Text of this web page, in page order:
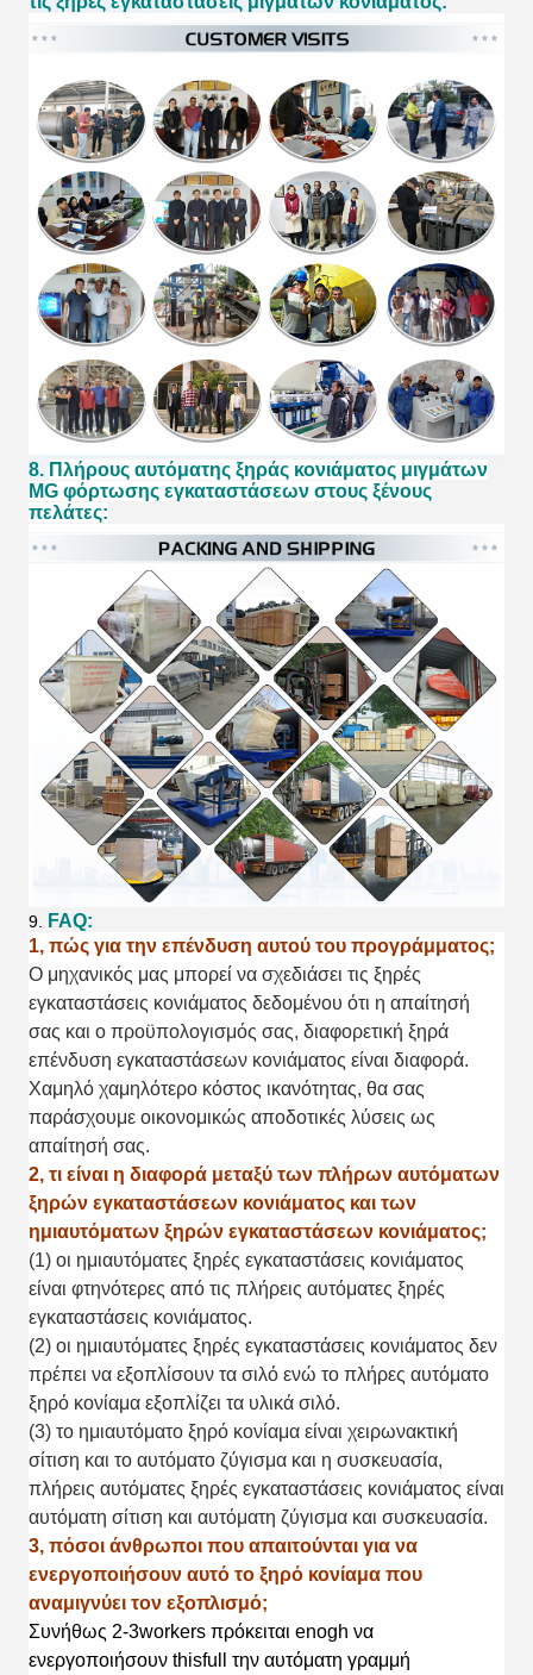
8. Πλήρους αυτόματης ξηράς κονιάματος μιγμάτων
MG φόρτωσης εγκαταστάσεων στους ξένους
πελάτες:
9.
FAQ:
1, πώς για την επένδυση αυτού του προγράμματος;
Ο μηχανικός μας μπορεί να σχεδιάσει τις ξηρές
εγκαταστάσεις κονιάματος δεδομένου ότι η απαίτησή
σας και ο προϋπολογισμός σας, διαφορετική ξηρά
επένδυση εγκαταστάσεων κονιάματος είναι διαφορά.
Χαμηλό χαμηλότερο κόστος ικανότητας, θα σας
παράσχουμε οικονομικώς αποδοτικές λύσεις ως
απαίτησή σας.
2, τι είναι η διαφορά μεταξύ των πλήρων αυτόματων
ξηρών εγκαταστάσεων κονιάματος και των
ημιαυτόματων ξηρών εγκαταστάσεων κονιάματος;
(1) οι ημιαυτόματες ξηρές εγκαταστάσεις κονιάματος
είναι φτηνότερες από τις πλήρεις αυτόματες ξηρές
εγκαταστάσεις κονιάματος.
(2) οι ημιαυτόματες ξηρές εγκαταστάσεις κονιάματος δεν
πρέπει να εξοπλίσουν τα σιλό ενώ το πλήρες αυτόματο
ξηρό κονίαμα εξοπλίζει τα υλικά σιλό.
(3) το ημιαυτόματο ξηρό κονίαμα είναι χειρωνακτική
σίτιση και το αυτόματο ζύγισμα και η συσκευασία,
πλήρεις αυτόματες ξηρές εγκαταστάσεις κονιάματος είναι
αυτόματη σίτιση και αυτόματη ζύγισμα και συσκευασία.
3, πόσοι άνθρωποι που απαιτούνται για να
ενεργοποιήσουν αυτό το ξηρό κονίαμα που
αναμιγνύει τον εξοπλισμό;
Συνήθως 2-3workers πρόκειται enogh να
ενεργοποιήσουν thisfull την αυτόματη γραμμή